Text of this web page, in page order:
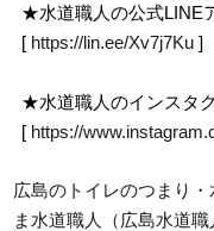
★水道職人の公式LINE
[ https://lin.ee/Xv7j7Ku ]
★水道職人のインスタ
[ https://
広島のトイレのつまり
ま水道職人（広島水道職